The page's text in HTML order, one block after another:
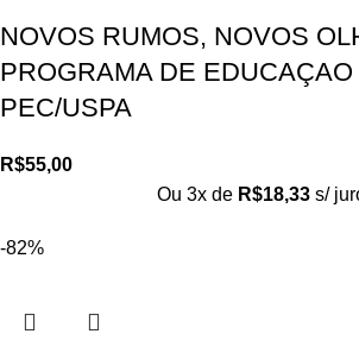
NOVOS RUMOS, NOVOS
PROGRAMA DE
PEC/USPA
R$55,00
Ou 3x de R$18,33 s/
-82%